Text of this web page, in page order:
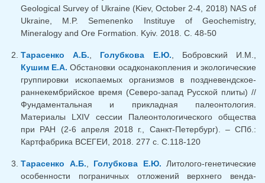
Geological Survey of Ukraine (Kiev, October 2-4, 2018) NAS of
Ukraine, M.P. Semenenko Instituye of Geochemistry,
Mineralogy and Ore Formation. Kyiv. 2018. С. 48-50
Тарасенко А.Б. Голубкова Е.Ю. , Бобровский И.М.,
Кушим Е.А. Обстановки осадконакопления и экологические
группировки ископаемых организмов в поздневендское-
раннекембрийское время (Северо-запад Русской плиты) //
Фундаментальная и прикладная палеонтология.
Материалы LXIV сессии Палеонтологического общества
при РАН (2-6 апреля 2018 г., Санкт-Петербург). – СПб.:
Картфабрика ВСЕГЕИ, 2018. 277 с. C.118-120
Тарасенко А.Б. Голубкова Е.Ю. Литолого-генетические
особенности пограничных отложений верхнего венда-